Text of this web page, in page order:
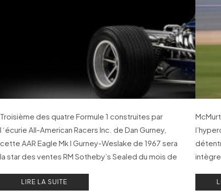
Troisième des quatre Formule 1 construites par
l ‘écurie All-American Racers Inc. de Dan Gurney,
cette AAR Eagle Mk I Gurney-Weslake de 1967 sera
la star des ventes RM Sotheby’s Sealed du mois de
LIRE LA SUITE